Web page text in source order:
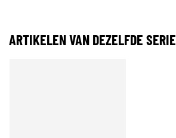
ARTIKELEN VAN DEZELFDE SERIE